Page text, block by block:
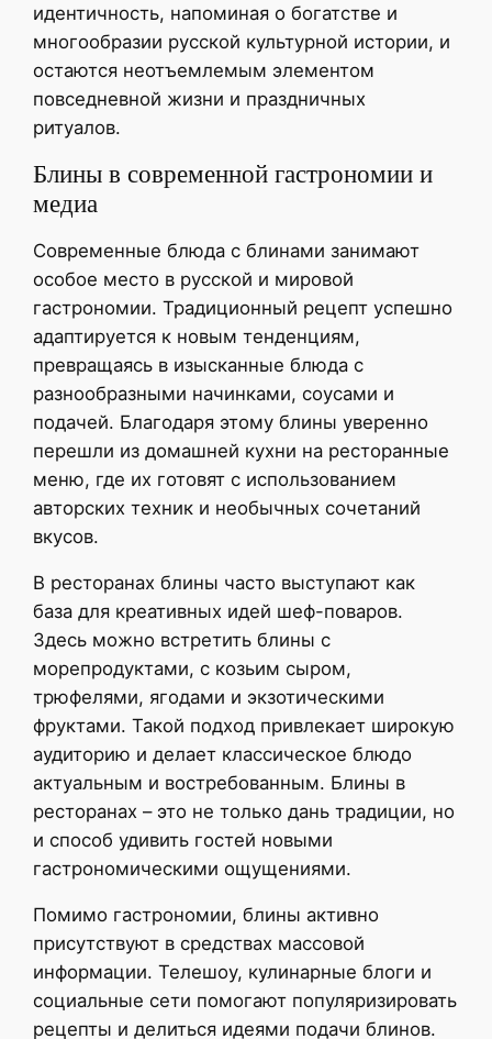
идентичность, напоминая о богатстве и
многообразии русской культурной истории, и
остаются неотъемлемым элементом
повседневной жизни и праздничных
ритуалов.
Блины в современной гастрономии и
медиа
Современные блюда с блинами занимают
особое место в русской и мировой
гастрономии. Традиционный рецепт успешно
адаптируется к новым тенденциям,
превращаясь в изысканные блюда с
разнообразными начинками, соусами и
подачей. Благодаря этому блины уверенно
перешли из домашней кухни на ресторанные
меню, где их готовят с использованием
авторских техник и необычных сочетаний
вкусов.
В ресторанах блины часто выступают как
база для креативных идей шеф-поваров.
Здесь можно встретить блины с
морепродуктами, с козьим сыром,
трюфелями, ягодами и экзотическими
фруктами. Такой подход привлекает широкую
аудиторию и делает классическое блюдо
актуальным и востребованным. Блины в
ресторанах – это не только дань традиции, но
и способ удивить гостей новыми
гастрономическими ощущениями.
Помимо гастрономии, блины активно
присутствуют в средствах массовой
информации. Телешоу, кулинарные блоги и
социальные сети помогают популяризировать
рецепты и делиться идеями подачи блинов.